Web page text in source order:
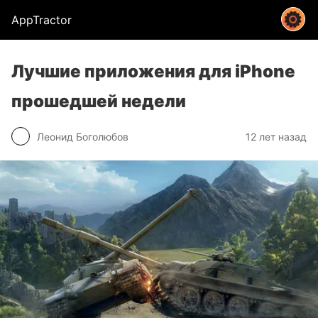
AppTractor
Лучшие приложения для iPhone
прошедшей недели
Леонид Боголюбов 12 лет назад